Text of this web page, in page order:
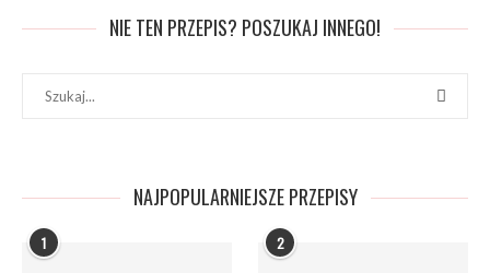
NIE TEN PRZEPIS? POSZUKAJ INNEGO!
NAJPOPULARNIEJSZE PRZEPISY
1 2